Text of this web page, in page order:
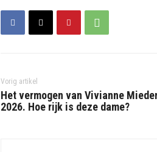
Vorig artikel
Het vermogen van Vivianne
2026. Hoe rijk is deze dame?